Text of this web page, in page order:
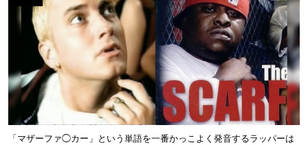
「マザーファ◯カー」という単語を一番かっこよく発音するラッパーは